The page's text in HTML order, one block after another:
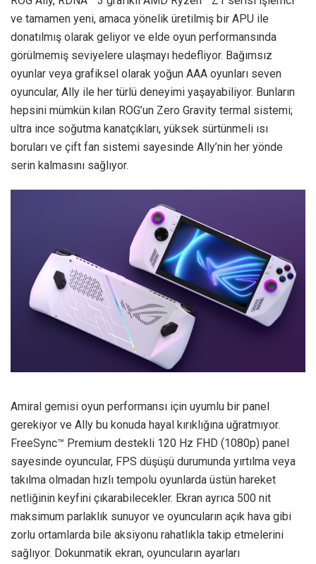
ve tamamen yeni, amaca yönelik üretilmiş bir APU ile
donatılmış olarak geliyor ve elde oyun performansında
görülmemiş seviyelere ulaşmayı hedefliyor. Bağımsız
oyunlar veya grafiksel olarak yoğun AAA oyunları seven
oyuncular, Ally ile her türlü deneyimi yaşayabiliyor. Bunların
hepsini mümkün kılan ROG’un Zero Gravity termal sistemi;
ultra ince soğutma kanatçıkları, yüksek sürtünmeli ısı
boruları ve çift fan sistemi sayesinde Ally’nin her yönde
serin kalmasını sağlıyor.
Amiral gemisi oyun performansı için uyumlu bir panel
gerekiyor ve Ally bu konuda hayal kırıklığına uğratmıyor.
FreeSync™ Premium destekli 120 Hz FHD (1080p) panel
sayesinde oyuncular, FPS düşüşü durumunda yırtılma veya
takılma olmadan hızlı tempolu oyunlarda üstün hareket
netliğinin keyfini çıkarabilecekler. Ekran ayrıca 500 nit
maksimum parlaklık sunuyor ve oyuncuların açık hava gibi
zorlu ortamlarda bile aksiyonu rahatlıkla takip etmelerini
sağlıyor. Dokunmatik ekran, oyuncuların ayarları